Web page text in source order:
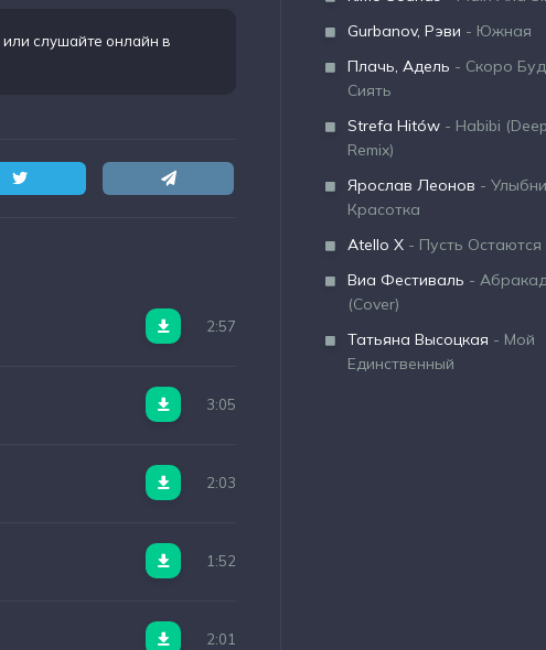
или слушайте онлайн в
2:57
3:05
2:03
1:52
2:01
Gurbanov, Рэви - Южная
Плачь, Адель - Скоро
Сиять
Strefa Hitów - Habibi
Remix)
Ярослав Леонов -
Красотка
Atello X - Пусть
Виа Фестиваль -
(Cover)
Татьяна Высоцкая - Мой
Единственный